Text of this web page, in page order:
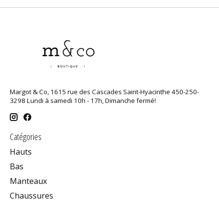
Margot & Co, 1615 rue des Cascades Saint-Hyacinthe 450-250-
3298 Lundi à samedi 10h - 17h, Dimanche fermé!
Catégories
Hauts
Bas
Manteaux
Chaussures